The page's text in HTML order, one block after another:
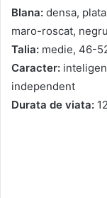
Blana: densa,
maro-roscat,
Talia: medie, 46-
Caracter:
independent
Durata de viata: